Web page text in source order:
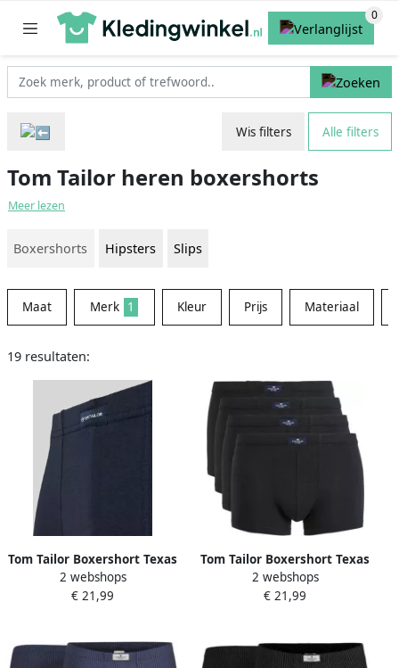
Wis filters Alle filters
Tom Tailor heren boxershorts
Meer lezen
Boxershorts Hipsters Slips
Maat Merk 1 Kleur Prijs Materiaal
19 resultaten:
Tom Tailor Boxershort Texas
comfortabel basic nauw
ademend met logo brede
2 webshops
€ 21,99
Tom Tailor Boxershort Texas
comfortabel basic nauw
ademend met logo brede
2 webshops
€ 21,99